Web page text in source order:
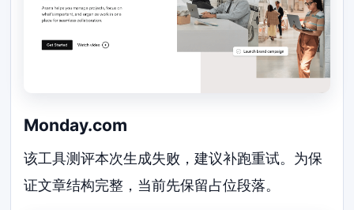
Monday.com
该工具测评本次生成失败，建议补跑重试。为保
证文章结构完整，当前先保留占位段落。